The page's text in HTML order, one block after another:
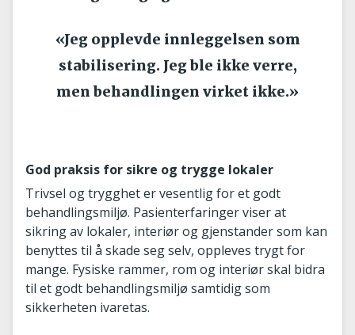
«Jeg opplevde innleggelsen som
stabilisering. Jeg ble ikke verre,
men behandlingen virket ikke.»
God praksis for sikre og trygge lokaler
Trivsel og trygghet er vesentlig for et godt
behandlingsmiljø. Pasienterfaringer viser at
sikring av lokaler, interiør og gjenstander som kan
benyttes til å skade seg selv, oppleves trygt for
mange. Fysiske rammer, rom og interiør skal bidra
til et godt behandlingsmiljø samtidig som
sikkerheten ivaretas.